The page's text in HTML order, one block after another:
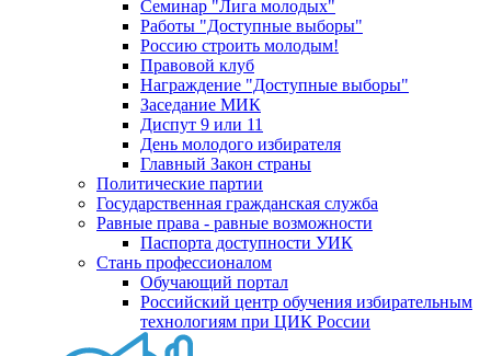
Семинар "Лига молодых"
Работы "Доступные выборы"
Россию строить молодым!
Правовой клуб
Награждение "Доступные выборы"
Заседание МИК
Диспут 9 или 11
День молодого избирателя
Главный Закон страны
Политические партии
Государственная гражданская служба
Равные права - равные возможности
Паспорта доступности УИК
Стань профессионалом
Обучающий портал
Российский центр обучения избирательным
технологиям при ЦИК России